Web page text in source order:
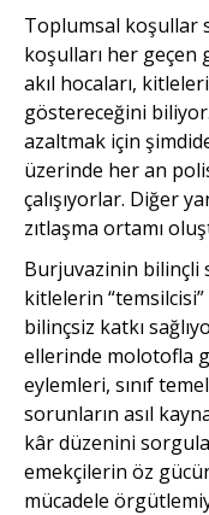
Toplumsal koşullar
koşulları her
akıl hoca­ları,
göstereceğini
azaltmak için
üzerinde her an
çalışıyorlar. Diğer
zıtlaşma ortamı
Burjuvazinin bilinçli
kitlelerin
bilinçsiz katkı
ellerinde molotofla
eylemleri, sınıf
sorunların asıl
kâr düzenini
emekçilerin öz
mücadele